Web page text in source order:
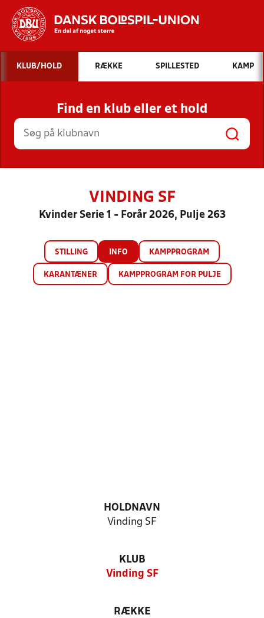
Hvad vil du søge efter?
INDHOLD OG NYHEDER
STILLINGER, RESULTATER, KLUBBER OG
HOLD
KLUB/HOLD RÆKKE SPILLESTED KAMP
Find en klub eller et hold
VINDING SF
Kvinder Serie 1 - Forår 2026, Pulje 263
STILLING INFO KAMPPROGRAM
KARANTÆNER KAMPPROGRAM FOR PULJE
HOLDNAVN
Vinding SF
KLUB
Vinding SF
RÆKKE